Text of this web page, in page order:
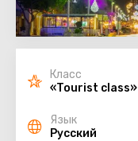
Класс
«Tourist class»
Язык
Русский